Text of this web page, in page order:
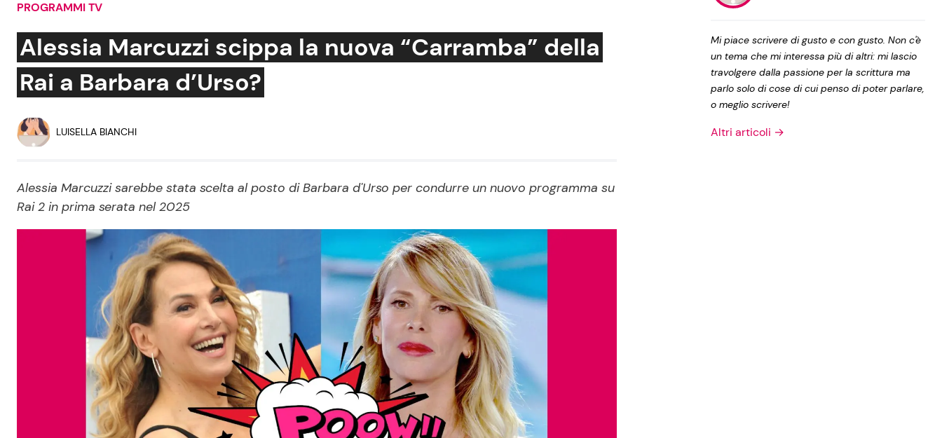
Social News
News dal mondo
Benessere
Mondo Mamma
Viaggi e Turismo
Festività
Le Ricette in TV
Ricette Facili e Veloci
Ricette Feste
Ricette per Bambini
Privacy Policy
PROGRAMMI TV
Alessia Marcuzzi scippa la nuova “Carramba” della
Rai a Barbara d’Urso?
LUISELLA BIANCHI
Alessia Marcuzzi sarebbe stata scelta al posto di Barbara d'Urso per condurre un nuovo programma su
Rai 2 in prima serata nel 2025
Mi piace scrivere di gusto e con gusto. Non c'è
un tema che mi interessa più di altri: mi lascio
travolgere dalla passione per la scrittura ma
parlo solo di cose di cui penso di poter parlare,
o meglio scrivere!
Altri articoli →